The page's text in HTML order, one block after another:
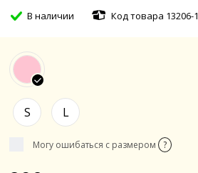
В наличии Код товара 13206-1
S L
Могу ошибаться с размером ?